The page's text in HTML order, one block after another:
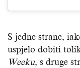
S jedne strane,
uspjelo dobiti
Weeku, s druge